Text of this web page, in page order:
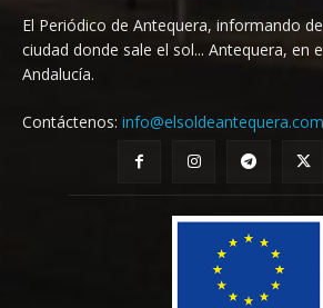
El Periódico de Antequera, informando
ciudad donde sale el sol... Antequera, en
Andalucía.
Contáctenos: info@elsoldeantequera.com